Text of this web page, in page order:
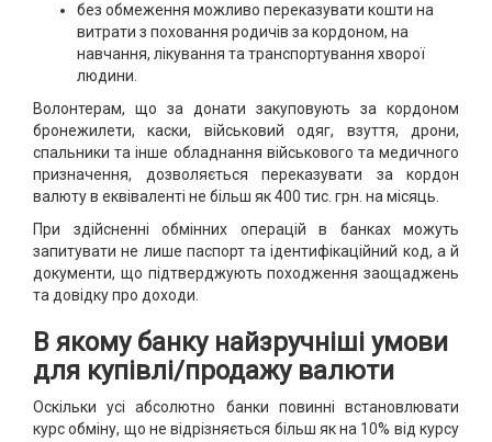
без обмеження можливо переказувати кошти на
витрати з поховання родичів за кордоном, на
навчання, лікування та транспортування хворої
людини.
Волонтерам, що за донати закуповують за кордоном
бронежилети, каски, військовий одяг, взуття, дрони,
спальники та інше обладнання військового та медичного
призначення, дозволяється переказувати за кордон
валюту в еквіваленті не більш як 400 тис. грн. на місяць.
При здійсненні обмінних операцій в банках можуть
запитувати не лише паспорт та ідентифікаційний код, а й
документи, що підтверджують походження заощаджень
та довідку про доходи.
В якому банку найзручніші умови
для купівлі/продажу валюти
Оскільки усі абсолютно банки повинні встановлювати
курс обміну, що не відрізняється більш як на 10% від курсу